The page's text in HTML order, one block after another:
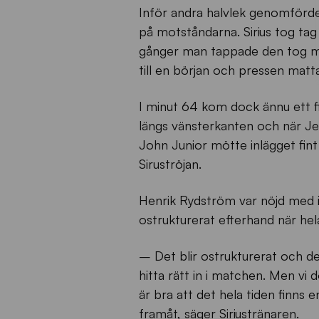
Inför andra halvlek
på motståndarna. Sirius tog
gånger man tappade den tog
till en början och pressen
I minut 64 kom dock ännu ett
längs vänsterkanten och när
John Junior mötte inlägget
Siruströjan.
Henrik Rydström var nöjd
ostrukturerat efterhand när
– Det blir ostrukturerat och
hitta rätt in i matchen. Men vi
är bra att det hela tiden finns
framåt, säger Siriustränaren.